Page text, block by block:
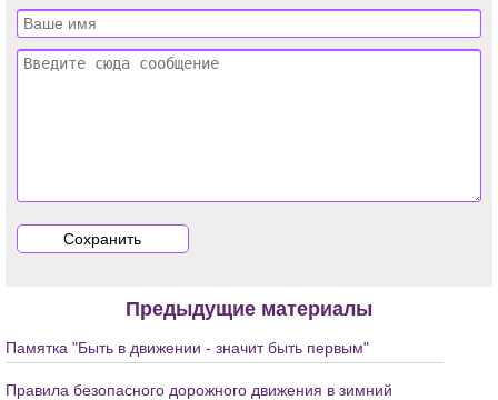
Предыдущие материалы
Памятка "Быть в движении - значит быть первым"
Правила безопасного дорожного движения в зимний